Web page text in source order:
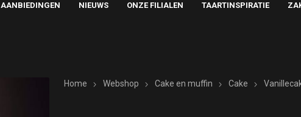
AANBIEDINGEN NIEUWS ONZE FILIALEN TAARTINSPIRATIE
Home Webshop Cake en muffin Cake